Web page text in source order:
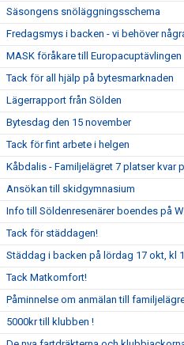
Säsongens snöläggningsschema
Fredagsmys i backen - vi behöver
MASK föråkare till Europacuptävlingen
Tack för all hjälp på bytesmarknaden
Lägerrapport från Sölden
Bytesdag den 15 november
Tack för fint arbete i helgen
Kåbdalis - Familjelägret 7 platser kvar
Ansökan till skidgymnasium
Info till Söldenresenärer boendes på
Tack för städdagen!
Städdag i backen på lördag 17 okt, kl
Tack Matkomfort!
Påminnelse om anmälan till
5000kr till klubben !